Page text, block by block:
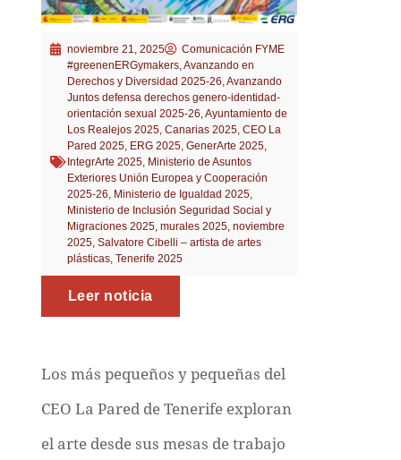
noviembre 21, 2025
Comunicación FYME
#greenenERGymakers,Avanzando en
Derechos y Diversidad 2025-26,Avanzando
Juntos defensa derechos genero-identidad-
orientación sexual 2025-26,Ayuntamiento de
Los Realejos 2025, Canarias 2025, CEO La
Pared 2025, ERG 2025, GenerArte 2025,
IntegrArte 2025, Ministerio de Asuntos
Exteriores Unión Europea y Cooperación
2025-26, Ministerio de Igualdad 2025,
Ministerio de Inclusión Seguridad Social y
Migraciones 2025, murales 2025, noviembre
2025, Salvatore Cibelli – artista de artes
plásticas, Tenerife 2025
Leer noticia
Los más pequeños y pequeñas del
CEO La Pared de Tenerife exploran
el arte desde sus mesas de trabajo